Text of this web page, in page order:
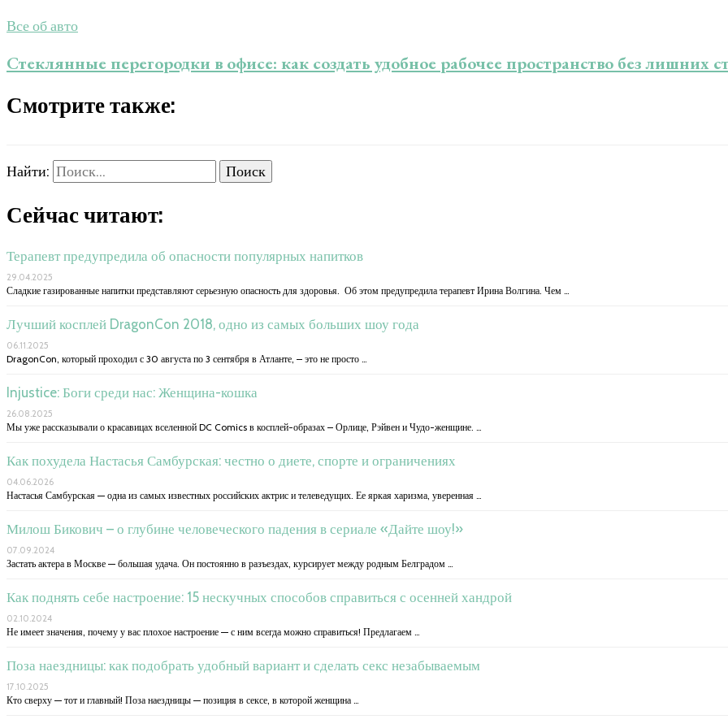
Все об авто
Стеклянные перегородки в офисе: как создать удобное рабочее пространство без лишних
Смотрите также:
Найти:
Сейчас читают:
Терапевт предупредила об опасности популярных напитков
29.04.2025
Сладкие газированные напитки представляют серьезную опасность для здоровья. Об этом предупредила терапевт Ирина Волгина. Чем …
Лучший косплей DragonCon 2018, одно из самых больших шоу года
06.11.2025
DragonCon, который проходил с 30 августа по 3 сентября в Атланте, – это не просто …
Injustice: Боги среди нас: Женщина-кошка
26.08.2025
Мы уже рассказывали о красавицах вселенной DC Comics в косплей-образах – Орлице, Рэйвен и Чудо-женщине. …
Как похудела Настасья Самбурская: честно о диете, спорте и ограничениях
04.06.2026
Настасья Самбурская — одна из самых известных российских актрис и телеведущих. Ее яркая харизма, уверенная …
Милош Бикович – о глубине человеческого падения в сериале «Дайте шоу!»
07.09.2024
Застать актера в Москве — большая удача. Он постоянно в разъездах, курсирует между родным Белградом …
Как поднять себе настроение: 15 нескучных способов справиться с осенней хандрой
02.10.2024
Не имеет значения, почему у вас плохое настроение — с ним всегда можно справиться! Предлагаем …
Поза наездницы: как подобрать удобный вариант и сделать секс незабываемым
17.10.2025
Кто сверху — тот и главный! Поза наездницы — позиция в сексе, в которой женщина …